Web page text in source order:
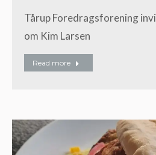
Tårup Foredragsforening
om Kim Larsen
Read more